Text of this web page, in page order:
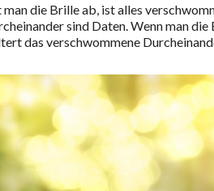
die Brille ab, ist alles
sind Daten. Wenn man
das verschwommene